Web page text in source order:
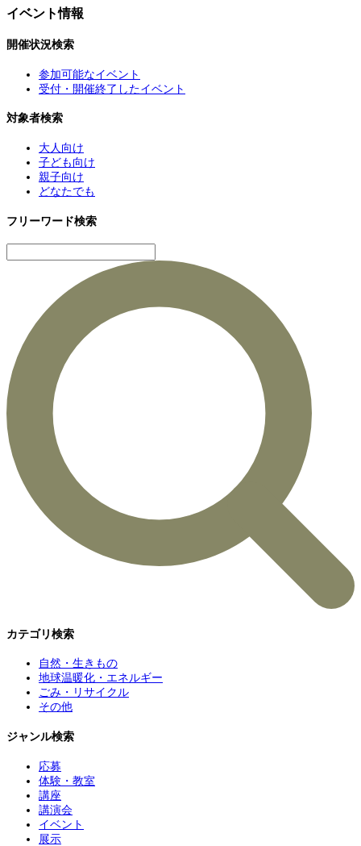
イベント情報
開催状況検索
参加可能なイベント
受付・開催終了したイベント
対象者検索
大人向け
子ども向け
親子向け
どなたでも
フリーワード検索
カテゴリ検索
自然・生きもの
地球温暖化・エネルギー
ごみ・リサイクル
その他
ジャンル検索
応募
体験・教室
講座
講演会
イベント
展示